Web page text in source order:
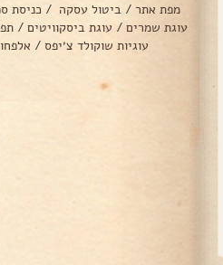
מפת אתר / ביטול עסקה / כניסת
עוגת שמרים / עוגת ביסקוויטים /
עוגיות שוקולד צ׳יפס /